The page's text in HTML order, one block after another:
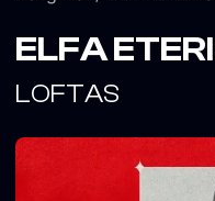
ELFA
LOFTAS